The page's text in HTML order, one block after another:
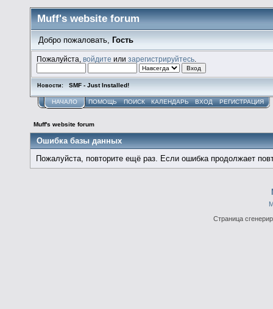
Muff's website forum
Добро пожаловать, Гость
Пожалуйста,войдите илизарегистрируйтесь
Новости: SMF - Just Installed!
НАЧАЛО ПОМОЩЬ ПОИСК КАЛЕНДАРЬ ВХОД РЕГИСТРАЦИЯ
Muff's website forum
Ошибка базы данных
Пожалуйста, повторите ещё раз. Если ошибка продолжает
Страница